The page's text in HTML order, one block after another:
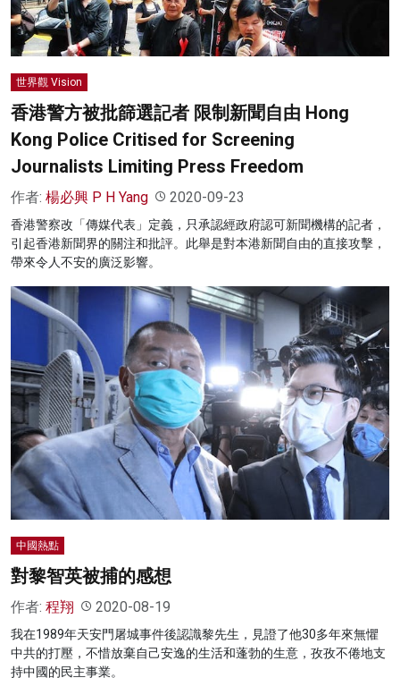
世界觀 Vision
香港警方被批篩選記者 限制新聞自由 Hong
Kong Police Critised for Screening
Journalists Limiting Press Freedom
作者: 楊必興 P H Yang 2020-09-23
香港警察改「傳媒代表」定義，只承認經政府認可新聞機構的記者，
引起香港新聞界的關注和批評。此舉是對本港新聞自由的直接攻擊，
帶來令人不安的廣泛影響。
中國熱點
對黎智英被捕的感想
作者: 程翔 2020-08-19
我在1989年天安門屠城事件後認識黎先生，見證了他30多年來無懼
中共的打壓，不惜放棄自己安逸的生活和蓬勃的生意，孜孜不倦地支
持中國的民主事業。